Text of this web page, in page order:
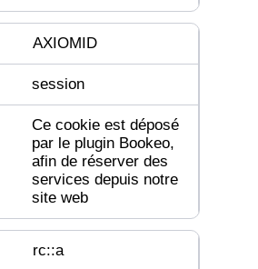
AXIOMID
session
Ce cookie est déposé
par le plugin Bookeo,
afin de réserver des
services depuis notre
site web
rc::a